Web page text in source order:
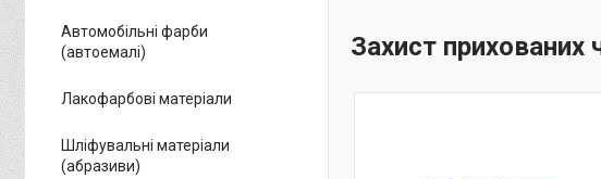
Захист прихованих
Автомобільні фарби
(автоемалі)
Лакофарбові матеріали
Шліфувальні матеріали
(абразиви)